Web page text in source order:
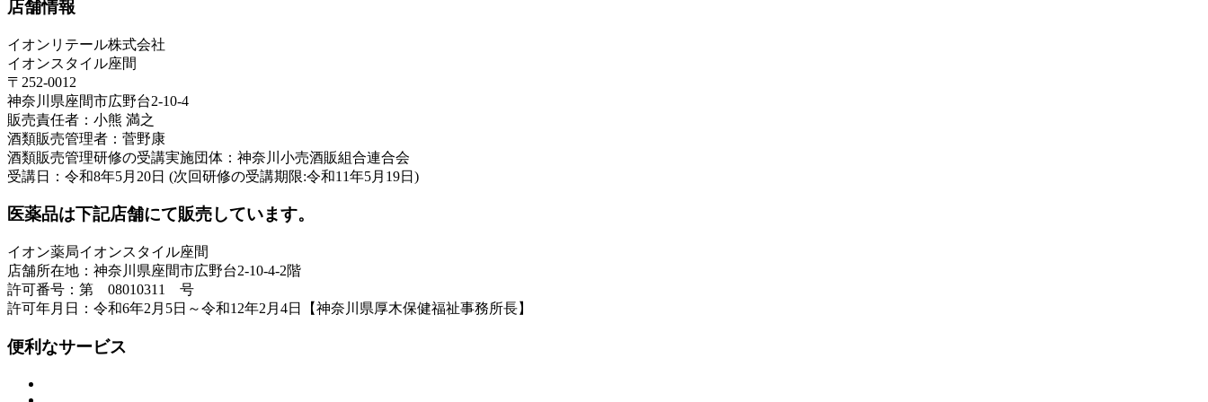
店舗情報
イオンリテール株式会社
イオンスタイル座間
〒252-0012
神奈川県座間市広野台2-10-4
販売責任者：小熊 満之
酒類販売管理者：菅野康
酒類販売管理研修の受講実施団体：神奈川小売酒販組合連合会
受講日：令和8年5月20日 (次回研修の受講期限:令和11年5月19日)
医薬品は下記店舗にて販売しています。
イオン薬局イオンスタイル座間
店舗所在地：神奈川県座間市広野台2-10-4-2階
許可番号：第 08010311 号
許可年月日：令和6年2月5日～令和12年2月4日【神奈川県厚木保健福祉事務所長】
便利なサービス